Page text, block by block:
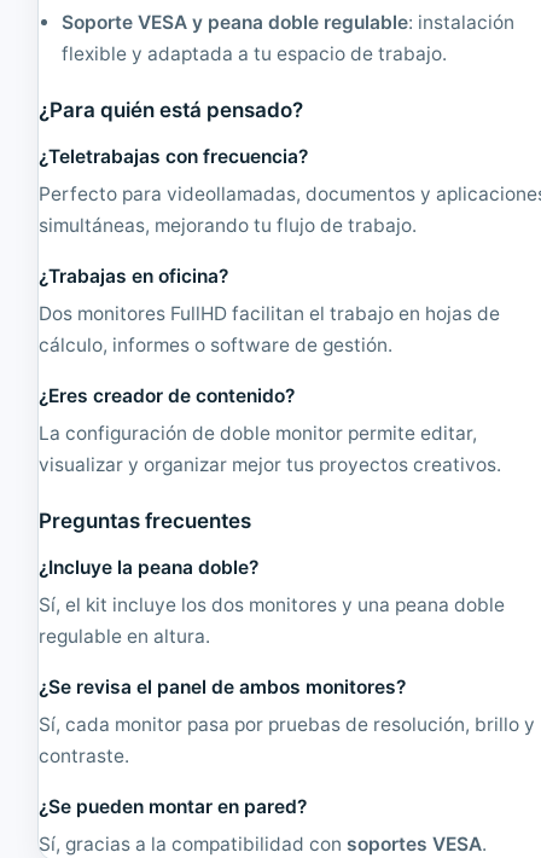
Soporte VESA y peana doble regulable: instalación
flexible y adaptada a tu espacio de trabajo.
¿Para quién está pensado?
¿Teletrabajas con frecuencia?
Perfecto para videollamadas, documentos y
simultáneas, mejorando tu flujo de trabajo.
¿Trabajas en oficina?
Dos monitores FullHD facilitan el trabajo en hojas de
cálculo, informes o software de gestión.
¿Eres creador de contenido?
La configuración de doble monitor permite editar,
visualizar y organizar mejor tus proyectos creativos.
Preguntas frecuentes
¿Incluye la peana doble?
Sí, el kit incluye los dos monitores y una peana doble
regulable en altura.
¿Se revisa el panel de ambos monitores?
Sí, cada monitor pasa por pruebas de resolución, brillo y
contraste.
¿Se pueden montar en pared?
Sí, gracias a la compatibilidad con soportes VESA.